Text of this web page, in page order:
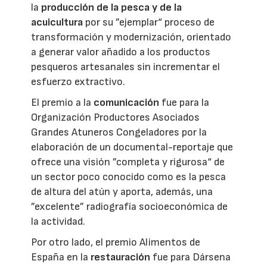
la producción de la pesca y de la
acuicultura por su ”ejemplar“ proceso de
transformación y modernización, orientado
a generar valor añadido a los productos
pesqueros artesanales sin incrementar el
esfuerzo extractivo.
El premio a la comunicación fue para la
Organización Productores Asociados
Grandes Atuneros Congeladores por la
elaboración de un documental-reportaje que
ofrece una visión ”completa y rigurosa“ de
un sector poco conocido como es la pesca
de altura del atún y aporta, además, una
”excelente” radiografía socioeconómica de
la actividad.
Por otro lado, el premio Alimentos de
España en la restauración fue para Dársena